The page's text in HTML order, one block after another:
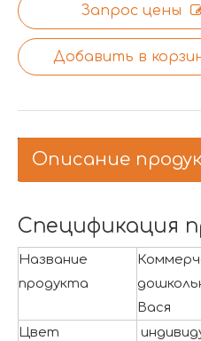
Запрос цены
Добавить в
Описание
Спецификация
Название
продукта
Вася
Цвет